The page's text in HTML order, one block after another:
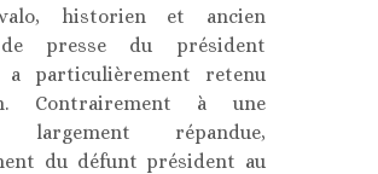
historien et ancien
presse du président
a particulièrement retenu
Contrairement à une
largement répandue,
du défunt président au